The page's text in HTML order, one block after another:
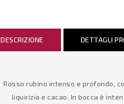
DESCRIZIONE DETTAGLI
Rosso rubino intenso e profondo,
liquirizia e cacao. In bocca è